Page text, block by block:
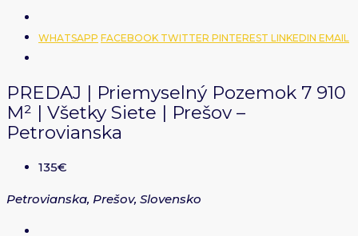
WHATSAPP FACEBOOK TWITTER PINTEREST LINKEDIN EMAIL
PREDAJ | Priemyselný Pozemok 7 910
M² | Všetky Siete | Prešov –
Petrovianska
135€
Petrovianska, Prešov, Slovensko